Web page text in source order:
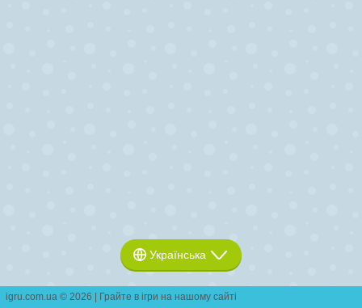
Українська
igru.com.ua © 2026 | Грайте в ігри на нашому сайті